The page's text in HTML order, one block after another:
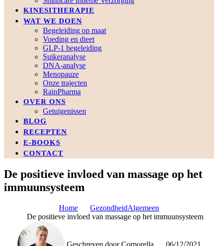
KINESITHERAPIE
WAT WE DOEN
Begeleiding op maat
Voeding en dieet
GLP-1 begeleiding
Suikeranalyse
DNA-analyse
Menopauze
Onze trajecten
RainPharma
OVER ONS
Getuigenissen
BLOG
RECEPTEN
E-BOOKS
CONTACT
De positieve invloed van massage op het
immuunsysteem
Home GezondheidAlgemeen
De positieve invloed van massage op het immuunsysteem